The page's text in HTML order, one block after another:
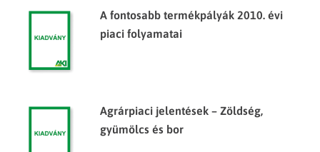
A fontosabb termékpályák 2010. évi
piaci folyamatai
Agrárpiaci jelentések – Zöldség,
gyümölcs és bor